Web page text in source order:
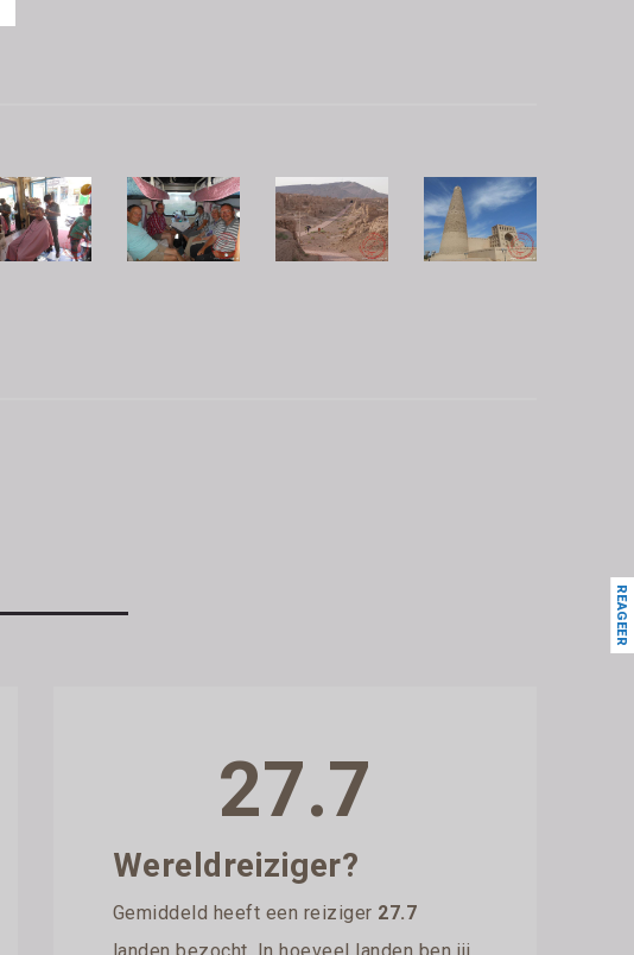
27.7
Wereldreiziger?
Gemiddeld heeft een reiziger 27.7
REAGEER